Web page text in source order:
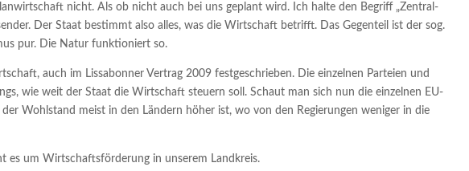
nicht. Als ob nicht auch bei uns geplant wird. Ich halte den Begriff „Zentral-
Der Staat bestimmt also alles, was die Wirtschaft betrifft. Das Gegenteil ist der sog.
pur. Die Natur funktioniert so.
auch im Lissabonner Vertrag 2009 festgeschrieben. Die einzelnen Parteien und
wie weit der Staat die Wirtschaft steuern soll. Schaut man sich nun die einzelnen EU-
Wohlstand meist in den Ländern höher ist, wo von den Regierungen weniger in die
es um Wirtschaftsförderung in unserem Landkreis.